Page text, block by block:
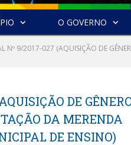
O GOVERNO
Nº 9/2017-027 (AQUISIÇÃO DE
DE
DA MERENDA
DE ENSINO)